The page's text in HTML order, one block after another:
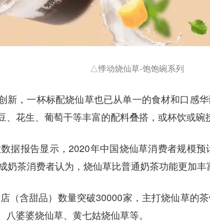
△悸动烧仙草-饱饱碗系列
新，一杯标配烧仙草也已从单一的食材和口感
、花生、葡萄干等丰富的配料叠搭，或杯饮或碗
据报告显示，2020年中国烧仙草消费者规模
奶茶消费者认为，烧仙草比普通奶茶功能更加丰
（含甜品）数量突破30000家，主打烧仙草的
婆婆烧仙草、黄七姑烧仙草等。